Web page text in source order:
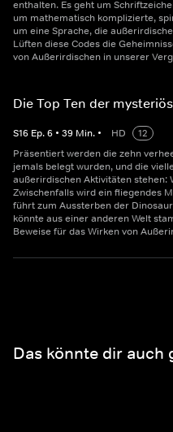
enthalten. Es geht um
um mathematisch komplizierte,
um eine Sprache, die
Lüften diese Codes die
von Außerirdischen in unserer
Die Top Ten der
S16 Ep.6 • 39 Min. • HD
12
Präsentiert werden die zehn
jemals belegt wurden, und die
außerirdischen Aktivitäten stehen:
Zwischenfalls wird ein fliegendes
führt zum Aussterben der
könnte aus einer anderen Welt
Beweise für das Wirken von
Das könnte dir auch